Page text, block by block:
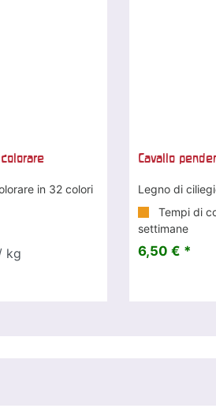
in 32 colori
kg
Cavallo
Legno di
Tempi di
settimane
6,50 € *